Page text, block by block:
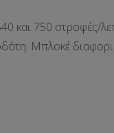
και 750 στροφές/
Μπλοκέ